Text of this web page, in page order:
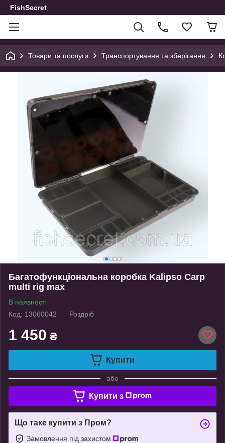
FishSecret
Товари та послуги Транспортування та зберігання
Багатофункціональна коробка Kalipso Carp
multi rig max
В наявності
Код: 13060042
Роздріб
1 450 ₴
Купити
або
Купити з
Що таке купити з Пром?
Замовлення під захистом